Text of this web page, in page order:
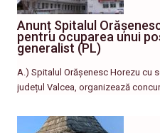
Anunț Spitalul
pentru ocuparea unui
generalist (PL)
A.) Spitalul Orășenesc Horezu cu
județul Valcea, organizează